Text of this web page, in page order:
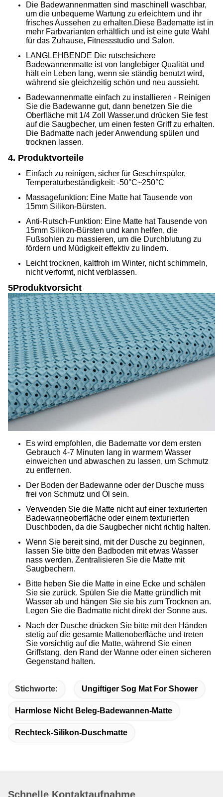
Die Badewannenmatten sind maschinell waschbar,
um die unbequeme Wartung zu erleichtern und ihr
frisches Aussehen zu erhalten.Diese Badematte ist in
mehr Farbvarianten erhältlich und ist eine gute Wahl
für das Zuhause, Fitnessstudio und Salon.
LANGLEHBENDE Die rutschsichere
Badewannenmatte ist von langlebiger Qualität und
hält ein Leben lang, wenn sie ständig benutzt wird,
während sie gleichzeitig schön und neu aussieht.
Badewannenmatte einfach zu installieren - Reinigen
Sie die Badewanne gut, dann benetzen Sie die
Oberfläche mit 1/4 Zoll Wasser.und drücken Sie fest
auf die Saugbecher, um einen festen Griff zu erhalten.
Die Badmatte nach jeder Anwendung spülen und
trocknen lassen.
4. Produktvorteile
Einfach zu reinigen, sicher für Geschirrspüler,
Temperaturbeständigkeit: -50°C~250°C
Massagefunktion: Eine Matte hat Tausende von
15mm Silikon-Bürsten.
Anti-Rutsch-Funktion: Eine Matte hat Tausende von
15mm Silikon-Bürsten und kann helfen, die
Fußsohlen zu massieren, um die Durchblutung zu
fördern und Müdigkeit effektiv zu lindern.
Leicht trocknen, kaltfroh im Winter, nicht schimmeln,
nicht verformt, nicht verblassen.
5Produktvorsicht
Es wird empfohlen, die Badematte vor dem ersten
Gebrauch 4-7 Minuten lang in warmem Wasser
einweichen und abwaschen zu lassen, um Schmutz
zu entfernen.
Der Boden der Badewanne oder der Dusche muss
frei von Schmutz und Öl sein.
Verwenden Sie die Matte nicht auf einer texturierten
Badewanneoberfläche oder einem texturierten
Duschboden, da die Saugbecher nicht richtig halten.
Wenn Sie bereit sind, mit der Dusche zu beginnen,
lassen Sie bitte den Badboden mit etwas Wasser
nass werden. Zentralisieren Sie die Matte mit
Saugbechern.
Bitte heben Sie die Matte in eine Ecke und schälen
Sie sie zurück. Spülen Sie die Matte gründlich mit
Wasser ab und hängen Sie sie bis zum Trocknen an.
Legen Sie die Badmatte nicht direkt der Sonne aus.
Nach der Dusche drücken Sie bitte mit den Händen
stetig auf die gesamte Mattenoberfläche und treten
Sie vorsichtig auf die Matte, während Sie einen
Griffstang, den Rand der Wanne oder einen sicheren
Gegenstand halten.
Stichworte: Ungiftiger Sog Mat For Shower
Harmlose Nicht Beleg-Badewannen-Matte
Rechteck-Silikon-Duschmatte
Schnelle Kontaktaufnahme